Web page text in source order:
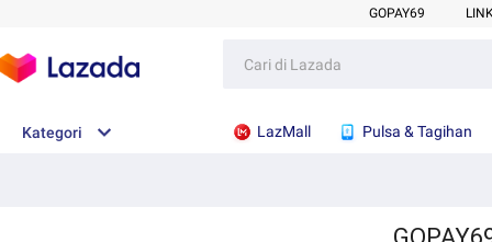
GOPAY69
Kategori LazMall Pulsa & Tagihan